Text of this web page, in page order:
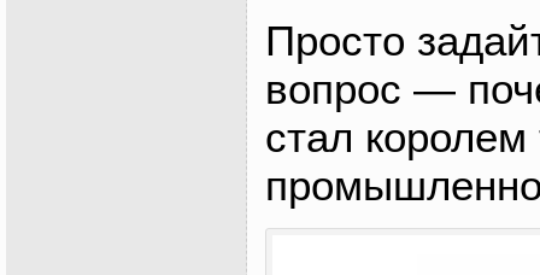
Просто
вопрос —
стал королем